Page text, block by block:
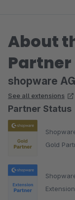
About
Partner
shopware AG
See all extensions
Partner Status
Gold